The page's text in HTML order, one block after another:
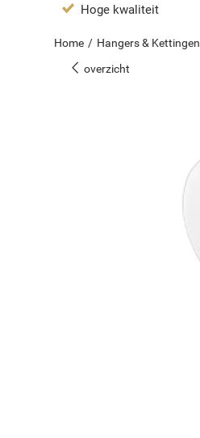
Hoge kwaliteit
Home / Hangers & Kettingen
overzicht